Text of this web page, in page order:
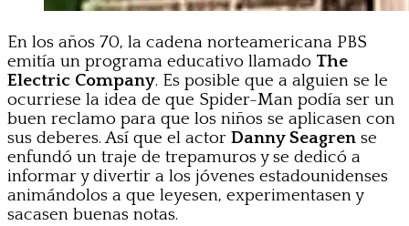
En los años 70, la cadena norteamericana PBS
emitía un programa educativo llamado The
Electric Company. Es posible que a alguien se le
ocurriese la idea de que Spider-Man podía ser un
buen reclamo para que los niños se aplicasen con
sus deberes. Así que el actor Danny Seagren se
enfundó un traje de trepamuros y se dedicó a
informar y divertir a los jóvenes estadounidenses
animándolos a que leyesen, experimentasen y
sacasen buenas notas.